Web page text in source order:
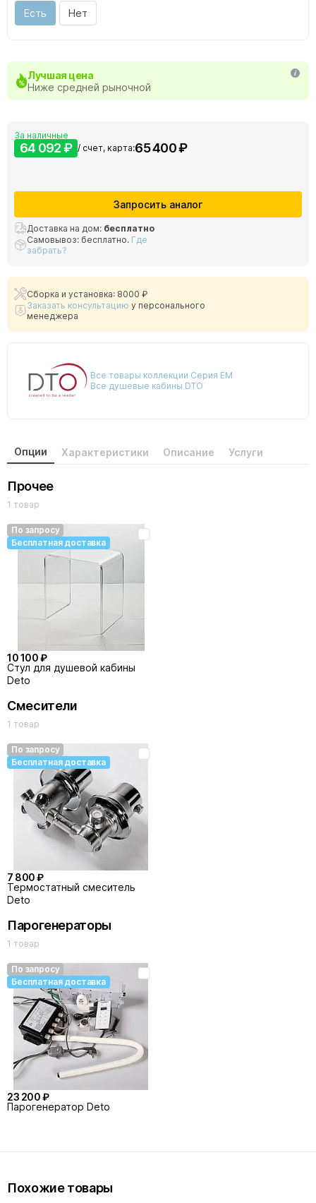
Есть Нет
Лучшая цена
Ниже средней рыночной
За наличные
64 092 ₽ / счет, карта:65 400 ₽
Запросить аналог
Доставка на дом: бесплатно
Самовывоз: бесплатно. Где
забрать?
Сборка и установка: 8000 ₽
Заказать консультацию у персонального
менеджера
Все товары коллекции Серия EM
Все душевые кабины DTO
Опции Характеристики Описание Услуги
Прочее
1 товар
По запросу
Бесплатная доставка
10 100 ₽
Стул для душевой кабины
Deto
Смесители
1 товар
По запросу
Бесплатная доставка
7 800 ₽
Термостатный смеситель
Deto
Парогенераторы
1 товар
По запросу
Бесплатная доставка
23 200 ₽
Парогенератор Deto
Похожие товары